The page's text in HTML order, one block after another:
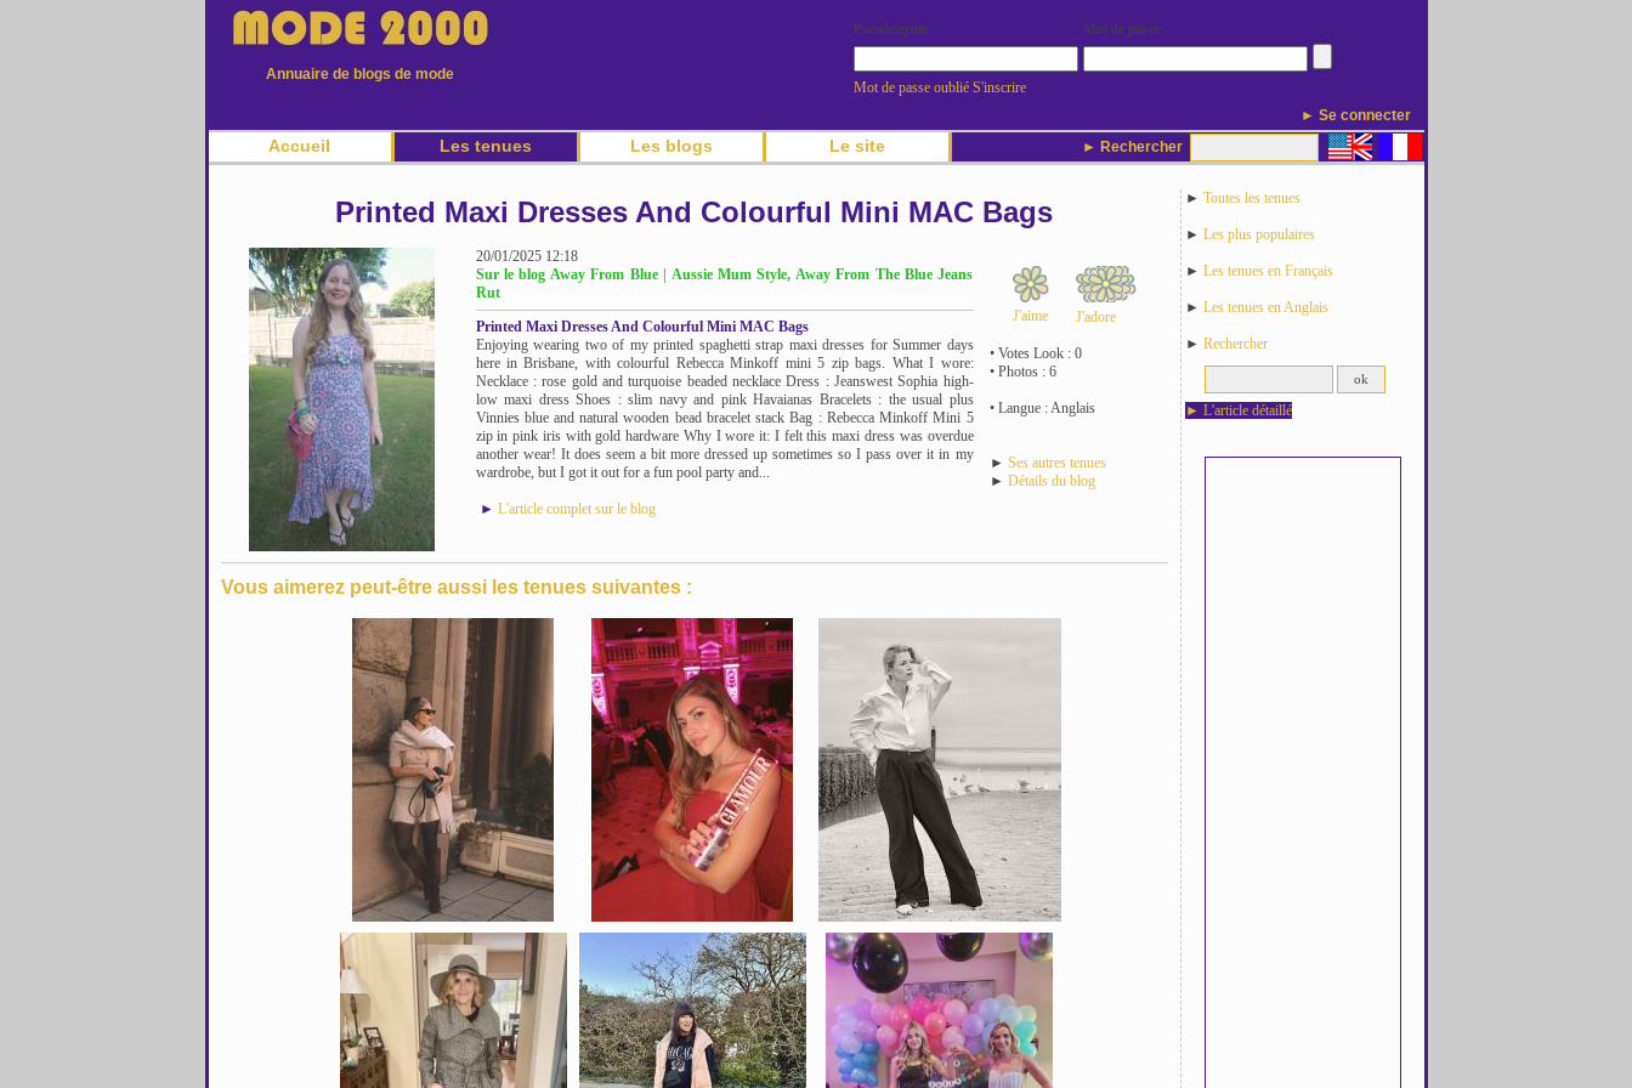
Annuaire de blogs de mode
Pseudonyme Mot de passe
Mot de passe oublié S'inscrire
► Se connecter
► Rechercher
Accueil Les tenues Les blogs Le site
Printed Maxi Dresses And Colourful Mini MAC Bags
20/01/2025 12:18
Sur le blog Away From Blue | Aussie Mum Style, Away From The Blue Jeans
Rut
Printed Maxi Dresses And Colourful Mini MAC Bags
Enjoying wearing two of my printed spaghetti strap maxi dresses for Summer days
here in Brisbane, with colourful Rebecca Minkoff mini 5 zip bags. What I wore:
Necklace : rose gold and turquoise beaded necklace Dress : Jeanswest Sophia high-
low maxi dress Shoes : slim navy and pink Havaianas Bracelets : the usual plus
Vinnies blue and natural wooden bead bracelet stack Bag : Rebecca Minkoff Mini 5
zip in pink iris with gold hardware Why I wore it: I felt this maxi dress was overdue
another wear! It does seem a bit more dressed up sometimes so I pass over it in my
wardrobe, but I got it out for a fun pool party and...
► L'article complet sur le blog
J'aime J'adore
• Votes Look : 0
• Photos : 6
• Langue : Anglais
► Ses autres tenues
► Détails du blog
Vous aimerez peut-être aussi les tenues suivantes :
► Toutes les tenues
► Les plus populaires
► Les tenues en Français
► Les tenues en Anglais
► Rechercher
► L'article détaillé